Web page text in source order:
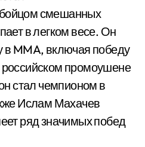
смешанных
в легком весе. Он
в MMA, включая победу
промоушене
стал чемпионом в
Ислам Махачев
ряд значимых побед